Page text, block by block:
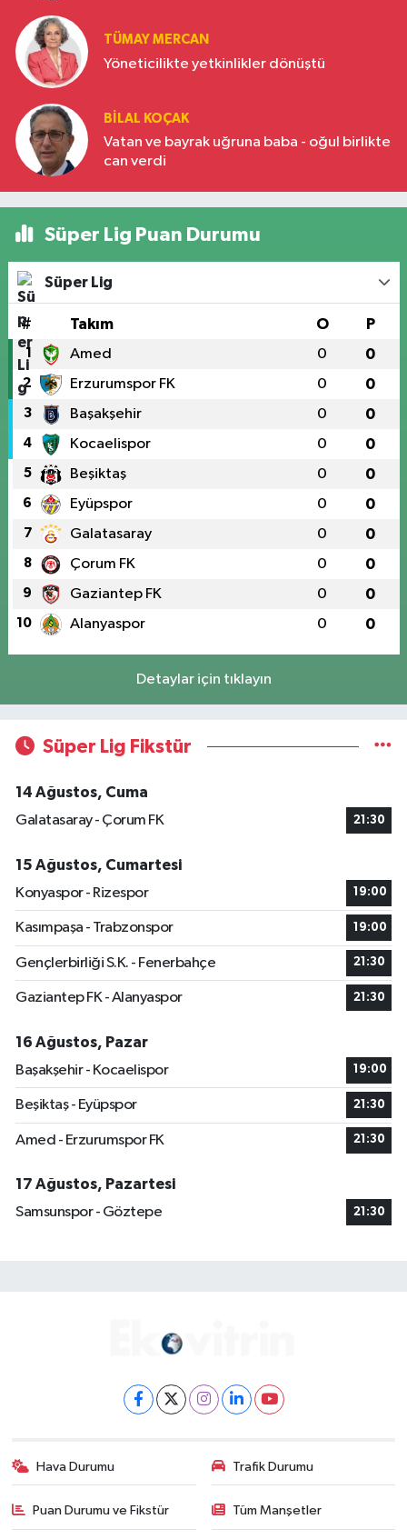
TÜMAY MERCAN
Yöneticilikte yetkinlikler dönüştü
BILAL KOÇAK
Vatan ve bayrak uğruna baba - oğul birlikte
can verdi
Süper Lig Puan Durumu
Süper Lig
# Takım O P
1 Amed 0 0
2 Erzurumspor FK 0 0
3 Başakşehir 0 0
4 Kocaelispor 0 0
5 Beşiktaş 0 0
6 Eyüpspor 0 0
7 Galatasaray 0 0
8 Çorum FK 0 0
9 Gaziantep FK 0 0
10 Alanyaspor 0 0
Detaylar için tıklayın
Süper Lig Fikstür
14 Ağustos, Cuma
Galatasaray - Çorum FK
21:30
15 Ağustos, Cumartesi
Konyaspor - Rizespor
19:00
Kasımpaşa - Trabzonspor 19:00
Gençlerbirliği S.K. - Fenerbahçe 21:30
Gaziantep FK - Alanyaspor 21:30
16 Ağustos, Pazar
Başakşehir - Kocaelispor
19:00
Beşiktaş - Eyüpspor 21:30
Amed - Erzurumspor FK 21:30
17 Ağustos, Pazartesi
Samsunspor - Göztepe
21:30
Hava Durumu Trafik Durumu
Puan Durumu ve Fikstür Tüm Manşetler